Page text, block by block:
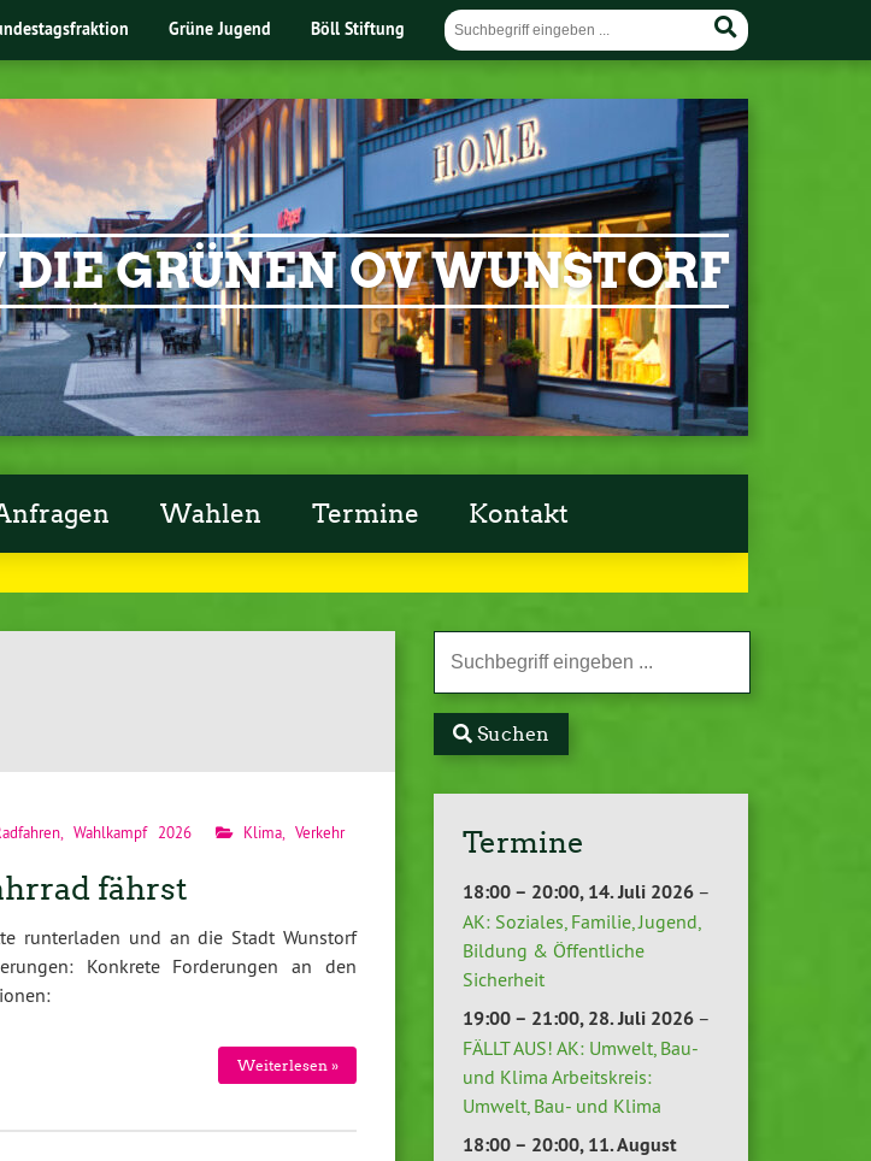
Grüne Jugend Böll Stiftung
GRÜNEN OV WUNSTORF
Wahlen Termine Kontakt
, Wahlkampf 2026 Klima,Verkehr
fährst
runterladen und an die Stadt Wunstorf
Konkrete Forderungen an den
Weiterlesen »
Suchen
Termine
18:00 – 20:00,14. Juli 2026–
AK: Soziales, Familie, Jugend,
Bildung & Öffentliche
Sicherheit
19:00 – 21:00,28. Juli 2026–
FÄLLT AUS! AK: Umwelt, Bau-
und Klima Arbeitskreis:
Umwelt, Bau- und Klima
18:00 – 20:00,11. August